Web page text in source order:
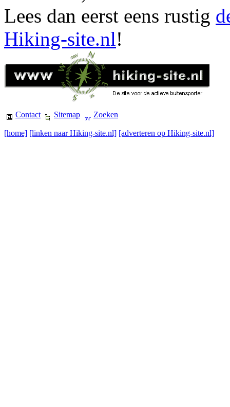
Lees dan eerst eens rustig
Hiking-site.nl!
Contact Sitemap Zoeken
[home] [linken naar Hiking-site.nl] [adverteren op Hiking-site.nl]